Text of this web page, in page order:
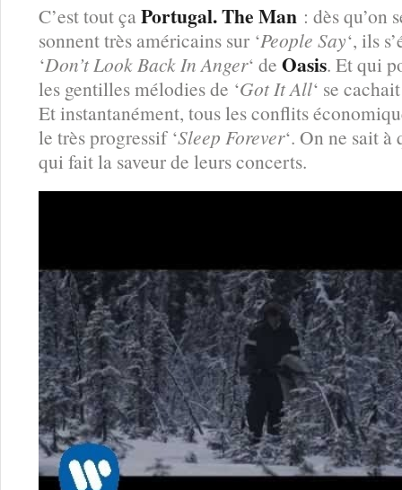
C’est tout çaPortugal. The Man : dès qu’on
sonnent très américains sur ‘People Say‘, ils
‘Don’t Look Back In Anger‘ de Oasis. Et qui
les gentilles mélodies de ‘Got It All‘ se
Et instantanément, tous les conflits
le très progressif ‘Sleep Forever‘. On ne sait à
qui fait la saveur de leurs concerts.